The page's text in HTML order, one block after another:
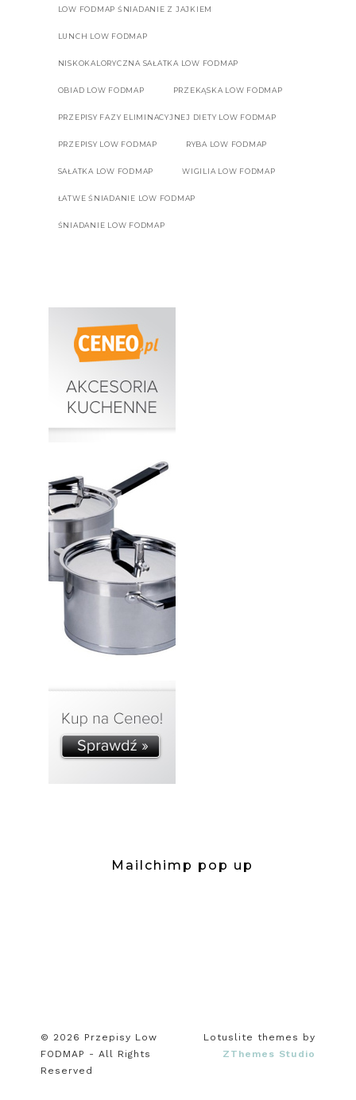
LOW FODMAP ŚNIADANIE Z JAJKIEM
LUNCH LOW FODMAP
NISKOKALORYCZNA SAŁATKA LOW FODMAP
OBIAD LOW FODMAP PRZEKĄSKA LOW FODMAP
PRZEPISY FAZY ELIMINACYJNEJ DIETY LOW FODMAP
PRZEPISY LOW FODMAP RYBA LOW FODMAP
SAŁATKA LOW FODMAP WIGILIA LOW FODMAP
ŁATWE ŚNIADANIE LOW FODMAP
ŚNIADANIE LOW FODMAP
Mailchimp pop up
© 2026 Przepisy Low
FODMAP - All Rights
Reserved
Lotuslite themes by
ZThemes Studio